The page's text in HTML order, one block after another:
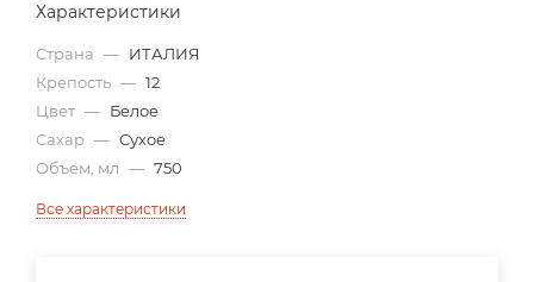
Характеристики
Страна — ИТАЛИЯ
Крепость — 12
Цвет — Белое
Сахар — Сухое
Объем, мл — 750
Все характеристики